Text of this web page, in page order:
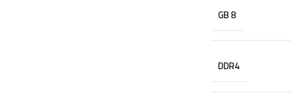
8 GB
DDR4